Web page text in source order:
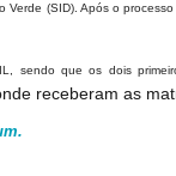
(SID). Após o
sendo que os dois
receberam as